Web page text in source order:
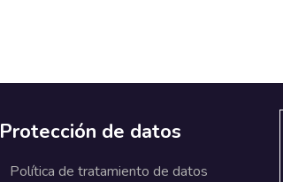
Protección de datos
Política de tratamiento de datos